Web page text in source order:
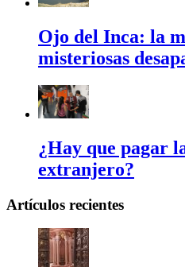
Ojo del Inca: la
misteriosas
¿Hay que pagar
extranjero?
Artículos recientes